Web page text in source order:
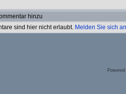
hinzu
sind hier nicht erlaubt. Melden Sie sich an